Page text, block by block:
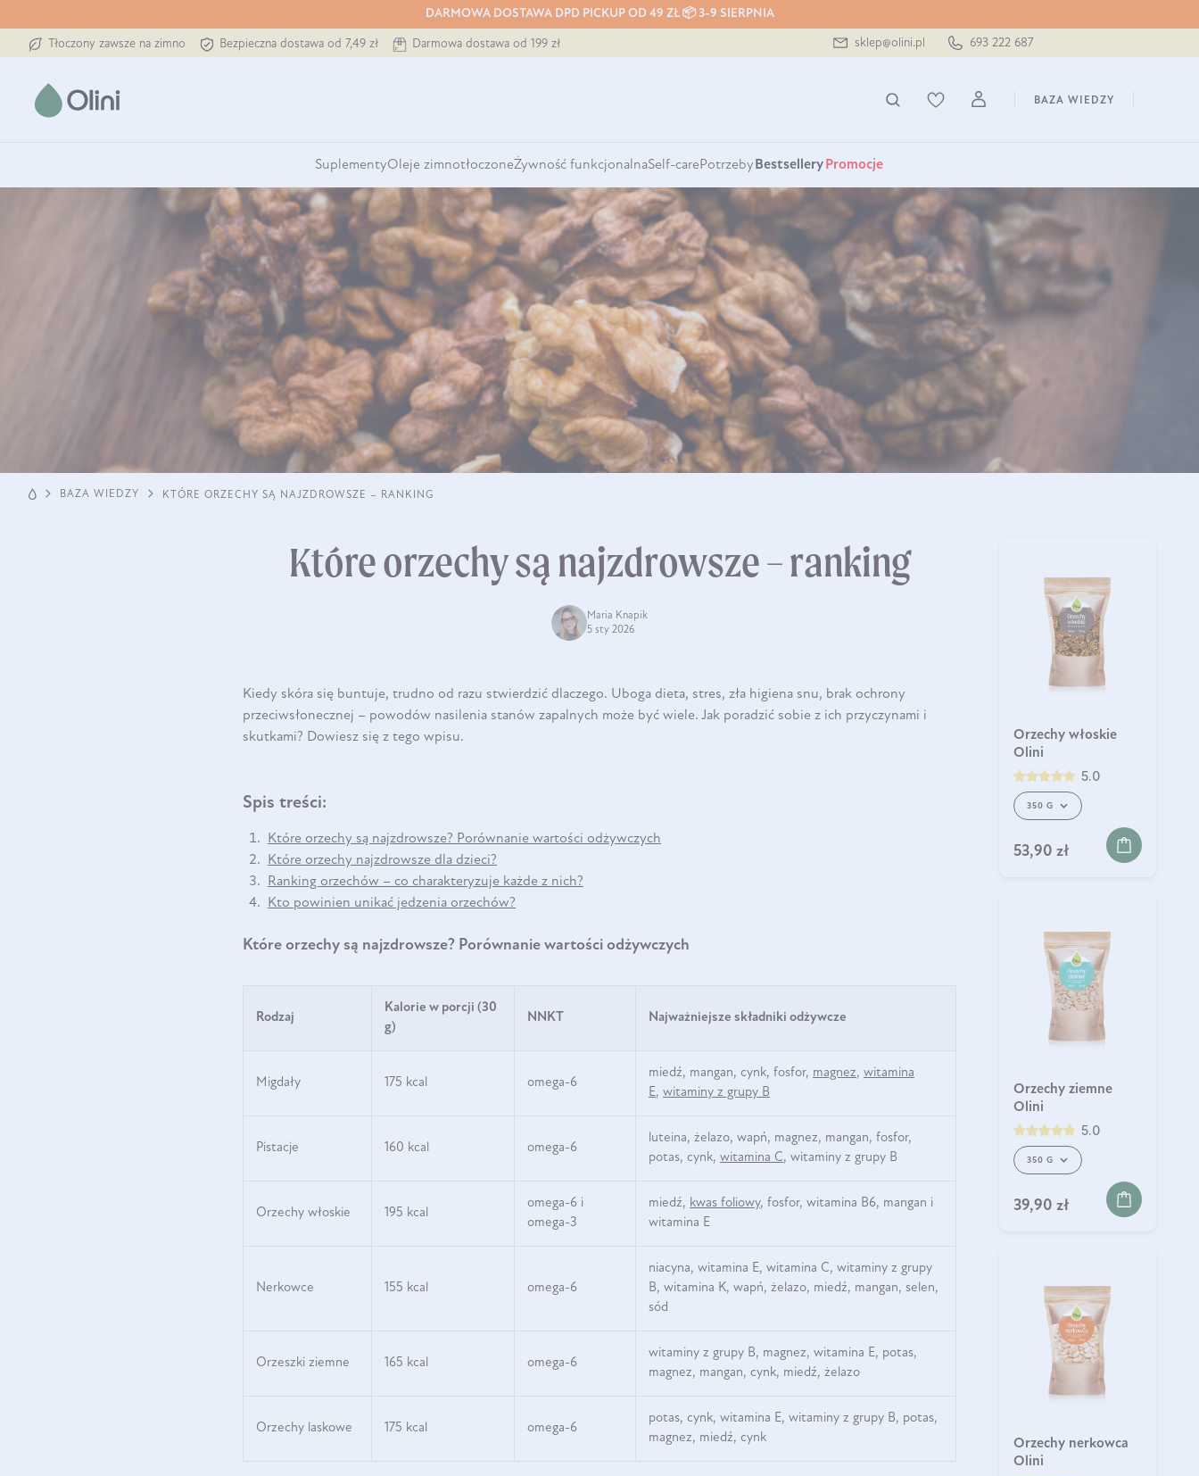
DARMOWA DOSTAWA DPD PICKUP OD 49 ZŁ 📦 3-9 SIERPNIA
Tłoczony zawsze na zimno Bezpieczna dostawa od 7,49 zł Darmowa dostawa od 199 zł sklep@olini.pl 693 222 687
BAZA WIEDZY
SuplementyOleje zimnotłoczoneŻywność funkcjonalnaSelf-carePotrzeby Bestsellery Promocje
BAZA WIEDZY KTÓRE ORZECHY SĄ NAJZDROWSZE – RANKING
Które orzechy są najzdrowsze – ranking
Maria Knapik
5 sty 2026
Orzechy włoskie
Olini
5.0
350 G
53,90 zł
DO KOSZYKA
Orzechy ziemne
Olini
5.0
350 G
39,90 zł
DO KOSZYKA
Orzechy nerkowca
Olini
Kiedy skóra się buntuje, trudno od razu stwierdzić dlaczego. Uboga dieta, stres, zła higiena snu, brak ochrony
przeciwsłonecznej – powodów nasilenia stanów zapalnych może być wiele. Jak poradzić sobie z ich przyczynami i
skutkami? Dowiesz się z tego wpisu.
Spis treści:
Które orzechy są najzdrowsze? Porównanie wartości odżywczych
Które orzechy najzdrowsze dla dzieci?
Ranking orzechów – co charakteryzuje każde z nich?
Kto powinien unikać jedzenia orzechów?
Które orzechy są najzdrowsze? Porównanie wartości odżywczych
Rodzaj
Kalorie w porcji (30
g)
NNKT Najważniejsze składniki odżywcze
Migdały 175 kcal omega-6
miedź, mangan, cynk, fosfor, magnez, witamina
E, witaminy z grupy B
Pistacje 160 kcal omega-6
luteina, żelazo, wapń, magnez, mangan, fosfor,
potas, cynk, witamina C, witaminy z grupy B
Orzechy włoskie 195 kcal
omega-6 i
omega-3
miedź, kwas foliowy, fosfor, witamina B6, mangan i
witamina E
Nerkowce 155 kcal omega-6
niacyna, witamina E, witamina C, witaminy z grupy
B, witamina K, wapń, żelazo, miedź, mangan, selen,
sód
Orzeszki ziemne 165 kcal omega-6
witaminy z grupy B, magnez, witamina E, potas,
magnez, mangan, cynk, miedź, żelazo
Orzechy laskowe 175 kcal omega-6
potas, cynk, witamina E, witaminy z grupy B, potas,
magnez, miedź, cynk